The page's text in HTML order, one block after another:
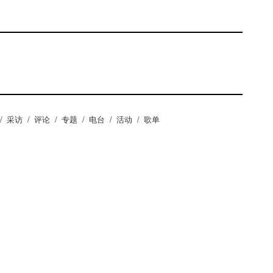
/ 采访 / 评论 / 专题 / 电台 / 活动 / 歌单